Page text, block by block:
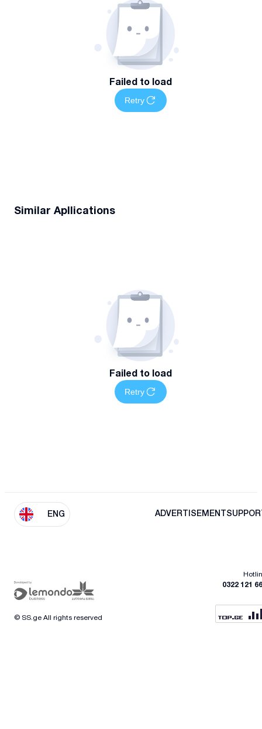
Failed to load
Retry
Similar Apllications
Failed to load
Retry
ENG ADVERTISEMENT
0322 121
© SS.ge All rights reserved